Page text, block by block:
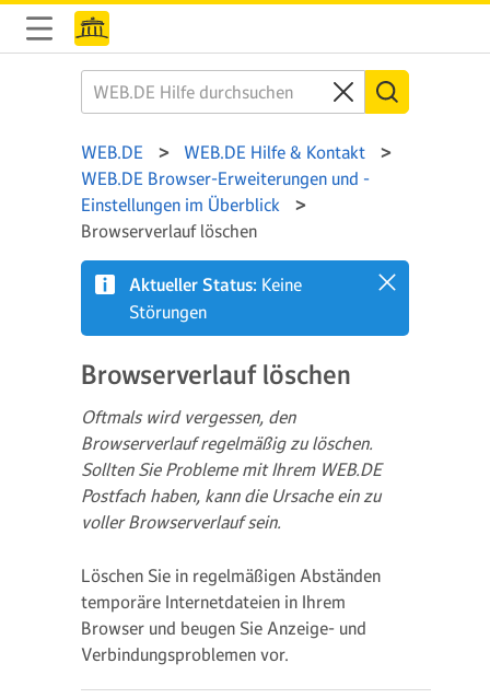
WEB.DE
WEB.DE Hilfe & Kontakt
WEB.DE Browser-Erweiterungen und -
Einstellungen im Überblick
Browserverlauf löschen
Aktueller Status: Keine
Störungen
Browserverlauf löschen
Oftmals wird vergessen, den
Browserverlauf regelmäßig zu löschen.
Sollten Sie Probleme mit Ihrem WEB.DE
Postfach haben, kann die Ursache ein zu
voller Browserverlauf sein.
Löschen Sie in regelmäßigen Abständen
temporäre Internetdateien in Ihrem
Browser und beugen Sie Anzeige- und
Verbindungsproblemen vor.